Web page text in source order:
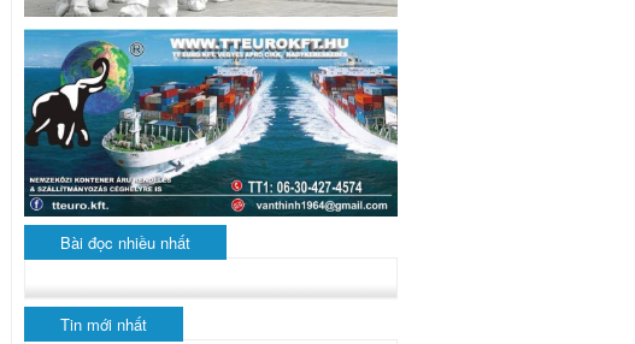
Bài đọc nhiều nhất
Tin mới nhất